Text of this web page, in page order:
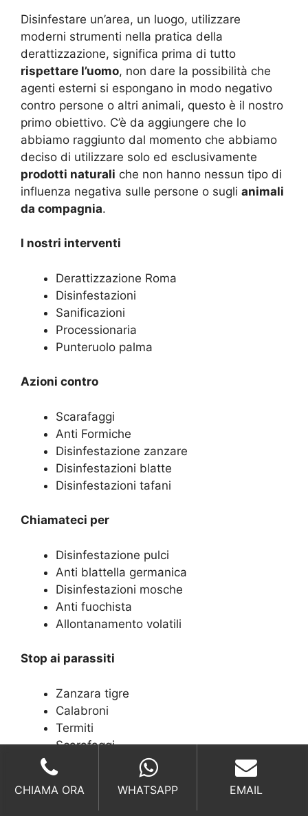
Disinfestare un’area, un luogo, utilizzare
moderni strumenti nella pratica della
derattizzazione, significa prima di tutto
rispettare l’uomo, non dare la possibilità che
agenti esterni si espongano in modo negativo
contro persone o altri animali, questo è il nostro
primo obiettivo. C’è da aggiungere che lo
abbiamo raggiunto dal momento che abbiamo
deciso di utilizzare solo ed esclusivamente
prodotti naturali che non hanno nessun tipo di
influenza negativa sulle persone o sugli animali
da compagnia.
I nostri interventi
Derattizzazione Roma
Disinfestazioni
Sanificazioni
Processionaria
Punteruolo palma
Azioni contro
Scarafaggi
Anti Formiche
Disinfestazione zanzare
Disinfestazioni blatte
Disinfestazioni tafani
Chiamateci per
Disinfestazione pulci
Anti blattella germanica
Disinfestazioni mosche
Anti fuochista
Allontanamento volatili
Stop ai parassiti
Zanzara tigre
Calabroni
Termiti
Scarafaggi
CHIAMA ORA WHATSAPP EMAIL